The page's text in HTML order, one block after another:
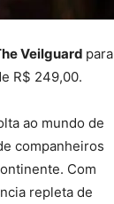
Veilguard para
R$ 249,00.
ao mundo de
companheiros
Com
repleta de